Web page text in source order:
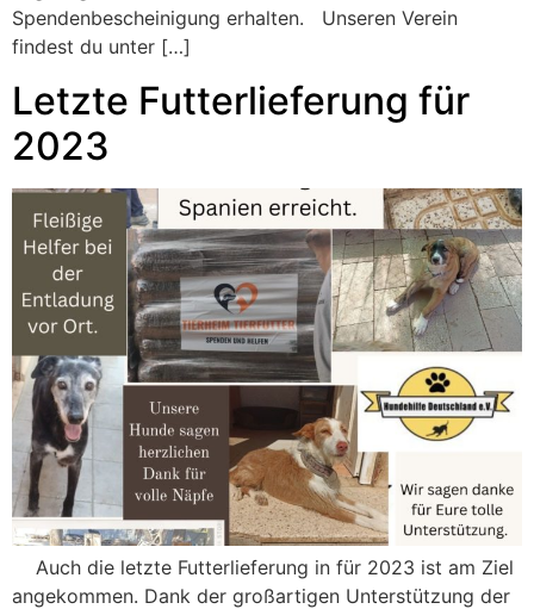
Spendenbescheinigung erhalten. Unseren Verein
findest du unter […]
Letzte Futterlieferung für
2023
Auch die letzte Futterlieferung in für 2023 ist am Ziel
angekommen. Dank der großartigen Unterstützung der